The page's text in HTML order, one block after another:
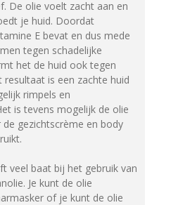
De olie voelt zacht aan en
je huid. Doordat
E bevat en dus mede
tegen schadelijke
het de huid ook tegen
resultaat is een zachte huid
rimpels en
is tevens mogelijk de olie
gezichtscrème‎ en body
veel baat bij het gebruik van
Je kunt de olie
of je kunt de olie